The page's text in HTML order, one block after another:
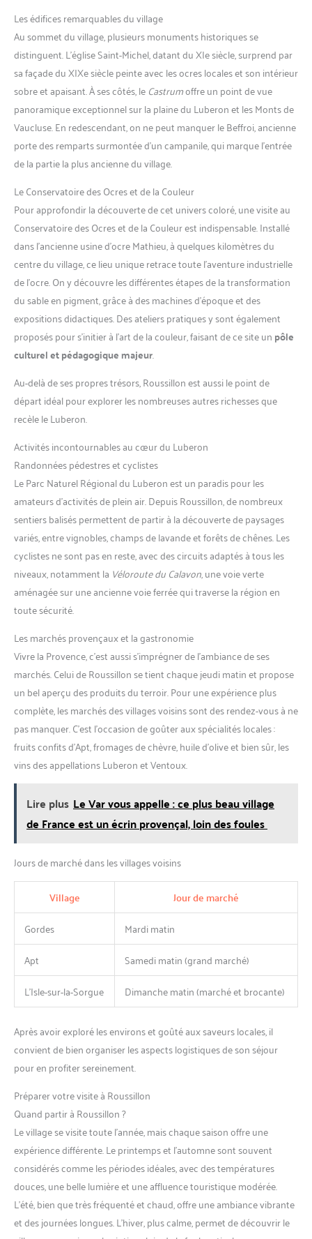
Les édifices remarquables du village
Au sommet du village, plusieurs monuments historiques se
distinguent. L’église Saint-Michel, datant du XIe siècle, surprend par
sa façade du XIXe siècle peinte avec les ocres locales et son intérieur
sobre et apaisant. À ses côtés, le Castrumoffre un point de vue
panoramique exceptionnel sur la plaine du Luberon et les Monts de
Vaucluse. En redescendant, on ne peut manquer le Beffroi, ancienne
porte des remparts surmontée d’un campanile, qui marque l’entrée
de la partie la plus ancienne du village.
Le Conservatoire des Ocres et de la Couleur
Pour approfondir la découverte de cet univers coloré, une visite au
Conservatoire des Ocres et de la Couleur est indispensable. Installé
dans l’ancienne usine d’ocre Mathieu, à quelques kilomètres du
centre du village, ce lieu unique retrace toute l’aventure industrielle
de l’ocre. On y découvre les différentes étapes de la transformation
du sable en pigment, grâce à des machines d’époque et des
expositions didactiques. Des ateliers pratiques y sont également
proposés pour s’initier à l’art de la couleur, faisant de ce site un pôle
culturel et pédagogique majeur.
Au-delà de ses propres trésors, Roussillon est aussi le point de
départ idéal pour explorer les nombreuses autres richesses que
recèle le Luberon.
Activités incontournables au cœur du Luberon
Randonnées pédestres et cyclistes
Le Parc Naturel Régional du Luberon est un paradis pour les
amateurs d’activités de plein air. Depuis Roussillon, de nombreux
sentiers balisés permettent de partir à la découverte de paysages
variés, entre vignobles, champs de lavande et forêts de chênes. Les
cyclistes ne sont pas en reste, avec des circuits adaptés à tous les
niveaux, notamment la Véloroute du Calavon, une voie verte
aménagée sur une ancienne voie ferrée qui traverse la région en
toute sécurité.
Les marchés provençaux et la gastronomie
Vivre la Provence, c’est aussi s’imprégner de l’ambiance de ses
marchés. Celui de Roussillon se tient chaque jeudi matin et propose
un bel aperçu des produits du terroir. Pour une expérience plus
complète, les marchés des villages voisins sont des rendez-vous à ne
pas manquer. C’est l’occasion de goûter aux spécialités locales :
fruits confits d’Apt, fromages de chèvre, huile d’olive et bien sûr, les
vins des appellations Luberon et Ventoux.
Lire plus Le Var vous appelle : ce plus beau village
de France est un écrin provençal, loin des foules
Jours de marché dans les villages voisins
Village Jour de marché
Gordes
Mardi matin
Apt
Samedi matin (grand marché)
L’Isle-sur-la-Sorgue
Dimanche matin (marché et brocante)
Après avoir exploré les environs et goûté aux saveurs locales, il
convient de bien organiser les aspects logistiques de son séjour
pour en profiter sereinement.
Préparer votre visite à Roussillon
Quand partir à Roussillon ?
Le village se visite toute l’année, mais chaque saison offre une
expérience différente. Le printemps et l’automne sont souvent
considérés comme les périodes idéales, avec des températures
douces, une belle lumière et une affluence touristique modérée.
L’été, bien que très fréquenté et chaud, offre une ambiance vibrante
et des journées longues. L’hiver, plus calme, permet de découvrir le